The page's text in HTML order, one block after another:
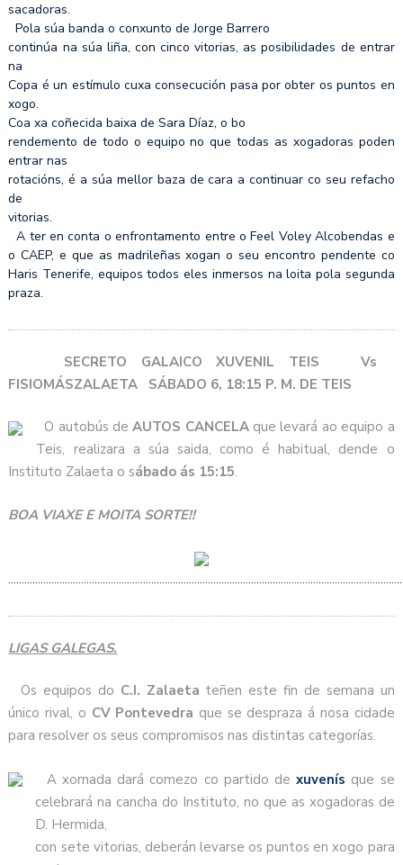
sacadoras.
Pola súa banda o conxunto de Jorge Barrero
continúa na súa liña, con cinco vitorias, as posibilidades de entrar
na
Copa é un estímulo cuxa consecución pasa por obter os puntos en
xogo.
Coa xa coñecida baixa de Sara Díaz, o bo
rendemento de todo o equipo no que todas as xogadoras poden
entrar nas
rotacións, é a súa mellor baza de cara a continuar co seu refacho
de
vitorias.
A ter en conta o enfrontamento entre o Feel Voley Alcobendas e
o CAEP, e que as madrileñas xogan o seu encontro pendente co
Haris Tenerife, equipos todos eles inmersos na loita pola segunda
praza.
SECRETO GALAICO XUVENIL TEIS Vs
FISIOMÁSZALAETA SÁBADO 6, 18:15 P. M. DE TEIS
O autobús deAUTOS CANCELAque levará ao equipo a
Teis, realizara a súa saida, como é habitual, dende o
Instituto Zalaeta o sábado ás 15:15.
BOA VIAXE E MOITA SORTE!!
LIGAS GALEGAS.
Os equipos do C.I. Zalaeta teñen este fin de semana un
único rival, o CV Pontevedra que se despraza á nosa cidade
para resolver os seus compromisos nas distintas categorías.
A xornada dará comezo co partido dexuvenís que se
celebrará na cancha do Instituto, no que as xogadoras de
D. Hermida,
con sete vitorias, deberán levarse os puntos en xogo para